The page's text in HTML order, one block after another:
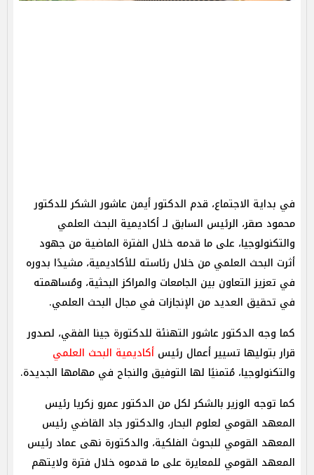
في بداية الاجتماع، قدم الدكتور أيمن عاشور الشكر للدكتور
محمود صقر، الرئيس السابق لـ أكاديمية البحث العلمي
والتكنولوجيا، على ما قدمه خلال الفترة الماضية من جهود
أثرت البحث العلمي من خلال رئاسته للأكاديمية، مشيدًا بدوره
في تعزيز التعاون بين الجامعات والمراكز البحثية، ومُساهمته
في تحقيق العديد من الإنجازات في مجال البحث العلمي.
كما وجه الدكتور عاشور التهنئة للدكتورة جينا الفقي، لصدور
قرار بتوليها تسيير أعمال رئيس أكاديمية البحث العلمي
والتكنولوجيا، مُتمنيًا لها التوفيق والنجاح في مهامها الجديدة.
كما توجه الوزير بالشكر لكل من الدكتور عمرو زكريا رئيس
المعهد القومي لعلوم البحار، والدكتور جاد القاضي رئيس
المعهد القومي للبحوث الفلكية، والدكتورة نهى عماد رئيس
المعهد القومي للمعايرة على ما قدموه خلال فترة ولايتهم